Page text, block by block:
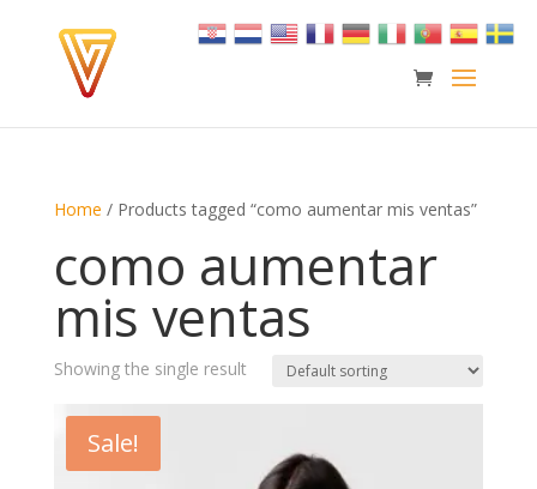
Home / Products tagged “como aumentar mis ventas”
como aumentar
mis ventas
Showing the single result
Sale!